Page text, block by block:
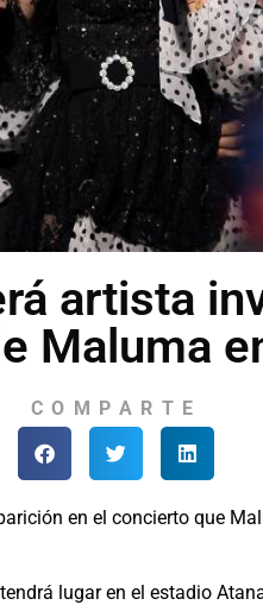
artista
Maluma
COMPARTE
en el concierto que
lugar en el estadio